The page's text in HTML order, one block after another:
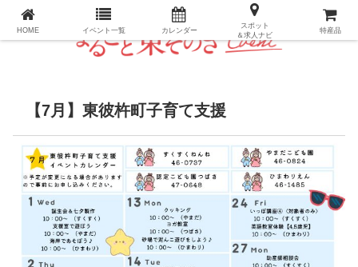
長崎県・東彼杵町のパーフェクトイベントガイド
【7月】東彼杵町子育て支援
HOME イベント一覧 カレンダー
スポット
＆求人ナビ
特産品